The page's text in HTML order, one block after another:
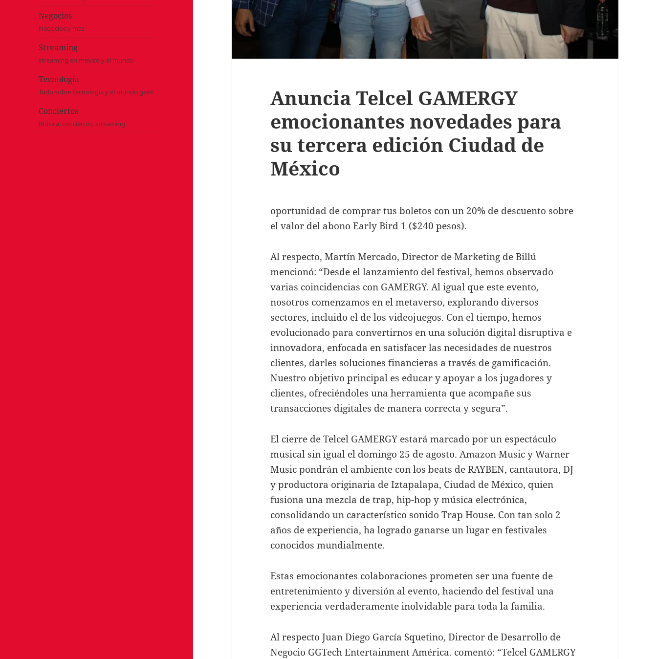
Negocios
Negocios y mas
Streaming
streaming en mexico y el mundo
Tecnología
Todo sobre tecnología y el mundo geek
Conciertos
Música, conciertos, streaming
Anuncia Telcel GAMERGY
emocionantes novedades para
su tercera edición Ciudad de
México
oportunidad de comprar tus boletos con un 20% de descuento sobre
el valor del abono Early Bird 1 ($240 pesos).
Al respecto, Martín Mercado, Director de Marketing de Billú
mencionó: “Desde el lanzamiento del festival, hemos observado
varias coincidencias con GAMERGY. Al igual que este evento,
nosotros comenzamos en el metaverso, explorando diversos
sectores, incluido el de los videojuegos. Con el tiempo, hemos
evolucionado para convertirnos en una solución digital disruptiva e
innovadora, enfocada en satisfacer las necesidades de nuestros
clientes, darles soluciones financieras a través de gamificación.
Nuestro objetivo principal es educar y apoyar a los jugadores y
clientes, ofreciéndoles una herramienta que acompañe sus
transacciones digitales de manera correcta y segura”.
El cierre de Telcel GAMERGY estará marcado por un espectáculo
musical sin igual el domingo 25 de agosto. Amazon Music y Warner
Music pondrán el ambiente con los beats de RAYBEN, cantautora, DJ
y productora originaria de Iztapalapa, Ciudad de México, quien
fusiona una mezcla de trap, hip-hop y música electrónica,
consolidando un característico sonido Trap House. Con tan solo 2
años de experiencia, ha logrado ganarse un lugar en festivales
conocidos mundialmente.
Estas emocionantes colaboraciones prometen ser una fuente de
entretenimiento y diversión al evento, haciendo del festival una
experiencia verdaderamente inolvidable para toda la familia.
Al respecto Juan Diego García Squetino, Director de Desarrollo de
Negocio GGTech Entertainment América. comentó: “Telcel GAMERGY